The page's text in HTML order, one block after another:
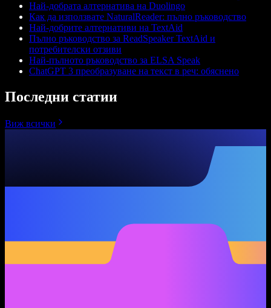
Най-добрата алтернатива на Duolingo
Как да използвате NaturalReader: пълно ръководство
Най-добрите алтернативи на TextAid
Пълно ръководство за ReadSpeaker TextAid и
потребителски отзиви
Най-пълното ръководство за ELSA Speak
ChatGPT 3 преобразуване на текст в реч: обяснено
Последни статии
Виж всички